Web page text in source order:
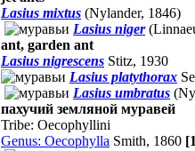
Lasius mixtus (Nylander, 1846)
Lasius niger
ant, garden ant
Lasius nigrescens Stitz, 1930
Lasius platythorax
Lasius umbratus
пахучий земляной муравей
Tribe: Oecophyllini
Genus: Oecophylla Smith, 1860